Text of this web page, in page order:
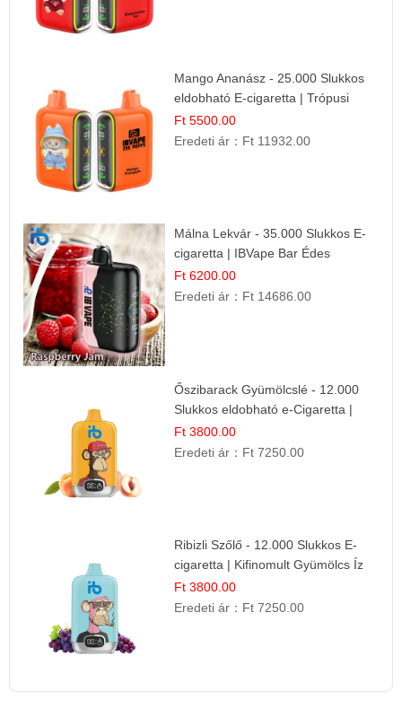
Mango Ananász - 25.000 Slukkos
eldobható E-cigaretta | Trópusi
Ízélmény
Ft 5500.00
Eredeti ár： Ft 11932.00
Málna Lekvár - 35.000 Slukkos E-
cigaretta | IBVape Bar Édes
Gyümölcs Íz
Ft 6200.00
Eredeti ár： Ft 14686.00
Őszibarack Gyümölcslé - 12.000
Slukkos eldobható e-Cigaretta |
Friss Gyümölcs Íz
Ft 3800.00
Eredeti ár： Ft 7250.00
Ribizli Szőlő - 12.000 Slukkos E-
cigaretta | Kifinomult Gyümölcs Íz
Ft 3800.00
Eredeti ár： Ft 7250.00